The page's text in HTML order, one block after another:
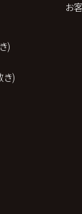
)
)
お